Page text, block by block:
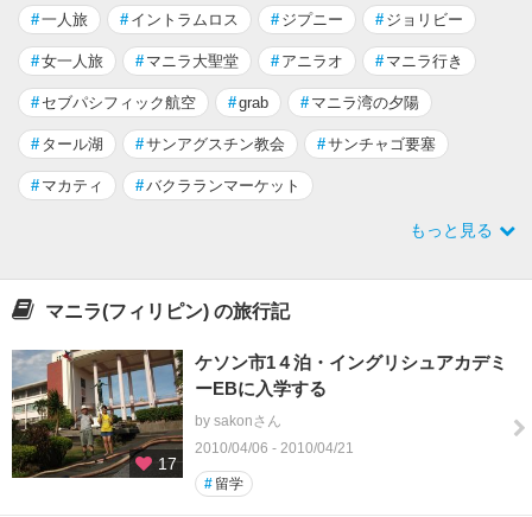
#一人旅 # イントラムロス # ジプニー # ジョリビー
#女一人旅 # マニラ大聖堂 # アニラオ # マニラ行き
# セブパシフィック航空 #grab # マニラ湾の夕陽
# タール湖 #サンアグスチン教会 #サンチャゴ要塞
# マカティ #バクラランマーケット
もっと見る
マニラ(フィリピン) の旅行記
17
ケソン市1４泊・イングリシュアカデミ
ーEBに入学する
by sakonさん
2010/04/06 - 2010/04/21
# 留学